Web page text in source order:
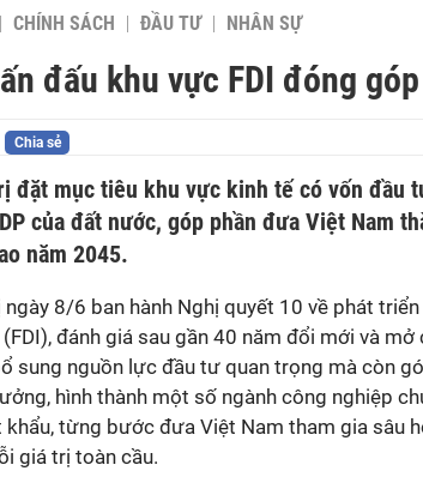
CHÍNH SÁCH ĐẦU TƯ NHÂN SỰ
đấu khu vực FDI đóng góp
Chia sẻ
đặt mục tiêu khu vực kinh tế có vốn đầu
của đất nước, góp phần đưa Việt Nam
năm 2045.
ngày 8/6 ban hành Nghị quyết 10 về phát
đánh giá sau gần 40 năm đổi mới và mở
sung nguồn lực đầu tư quan trọng mà còn
hình thành một số ngành công nghiệp
từng bước đưa Việt Nam tham gia sâu
giá trị toàn cầu.